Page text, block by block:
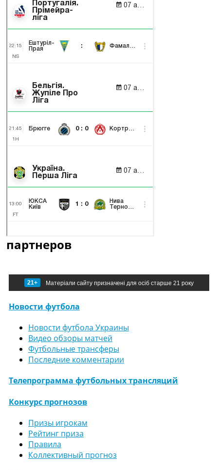
партнеров
21+ Матеріали сайту призначені для осіб старше 21 року
Новости футбола
Новости футбола Украины
Видео обзоры матчей
Футбольные трансферы
Последние комментарии
Телепрограмма футбольных трансляций
Конкурс прогнозов
Призы игрокам
Рейтинг приза
Правила
Коллективный прогноз